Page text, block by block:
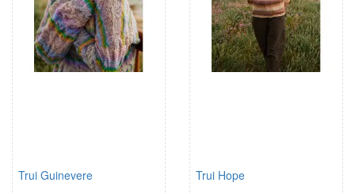
Trui Guinevere Trui Hope